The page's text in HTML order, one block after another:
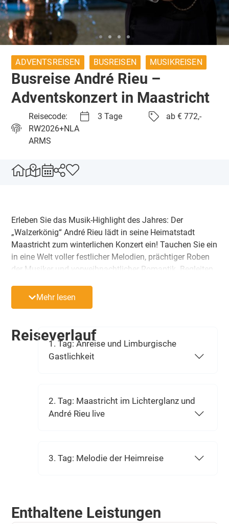
ADVENTSREISEN BUSREISEN MUSIKREISEN
Busreise André Rieu –
Adventskonzert in Maastricht
Reisecode:
RW2026+NLA
ARMS
3 Tage ab € 772,-
Erleben Sie das Musik-Highlight des Jahres: Der
„Walzerkönig“ André Rieu lädt in seine Heimatstadt
Maastricht zum winterlichen Konzert ein! Tauchen Sie ein
in eine Welt voller festlicher Melodien, prächtiger Roben
der Musiker und vorweihnachtlicher Romantik. Begleiten
charmantesten Städte der Niederlande und lassen Sie
sich vom Johann-Strauß-Orchester verzaubern.
Mehr lesen
Reiseverlauf
1. Tag: Anreise und Limburgische
Gastlichkeit
2. Tag: Maastricht im Lichterglanz und
André Rieu live
3. Tag: Melodie der Heimreise
Enthaltene Leistungen